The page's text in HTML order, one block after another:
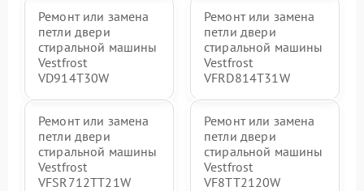
Ремонт или замена
петли двери
стиральной машины
Vestfrost
VD914T30W
Ремонт или замена
петли двери
стиральной машины
Vestfrost
VFRD814T31W
Ремонт или замена
петли двери
стиральной машины
Vestfrost
VFSR712TT21W
Ремонт или замена
петли двери
стиральной машины
Vestfrost
VF8TT2120W